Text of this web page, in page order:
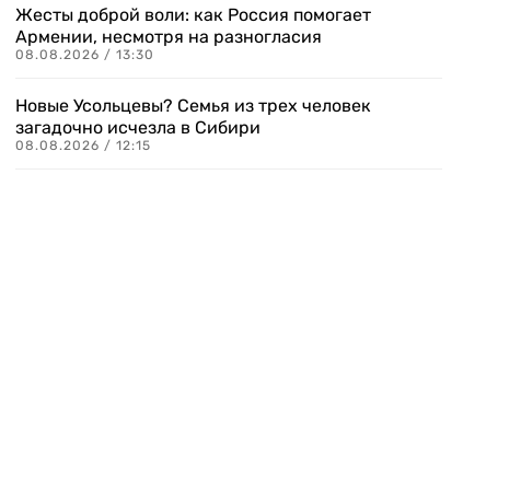
Жесты доброй воли: как Россия помогает
Армении, несмотря на разногласия
08.08.2026 / 13:30
Новые Усольцевы? Семья из трех человек
загадочно исчезла в Сибири
08.08.2026 / 12:15